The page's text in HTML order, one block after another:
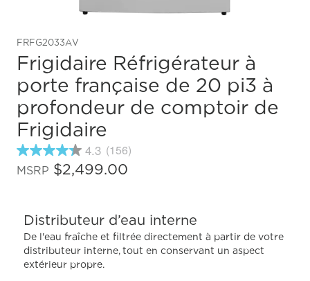
FRFG2033AV
Frigidaire Réfrigérateur à
porte française de 20 pi3 à
profondeur de comptoir de
Frigidaire
4.3
étoiles
sur
de
note
moyenne.
Read
156
4.3 (156)
MSRP $2,499.00
Distributeur d’eau interne
De l'eau fraîche et filtrée directement à partir de votre
distributeur interne, tout en conservant un aspect
extérieur propre.